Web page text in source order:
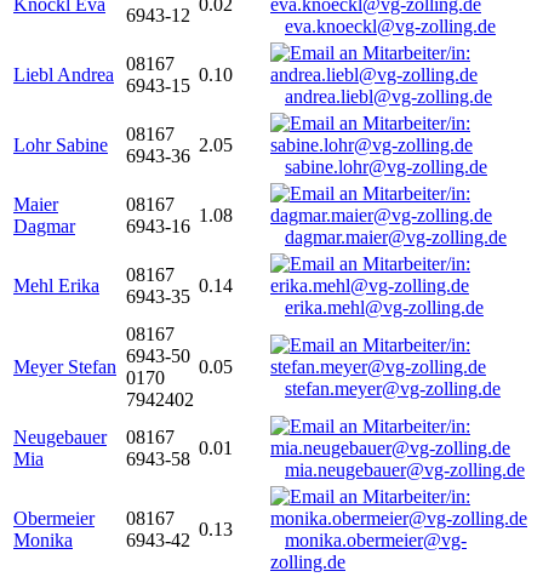
Knöckl Eva
6943-12
0.02
eva.knoeckl@vg-zolling.de
Liebl Andrea
08167
6943-15
0.10
andrea.liebl@vg-zolling.de
Lohr Sabine
08167
6943-36
2.05
sabine.lohr@vg-zolling.de
Maier
Dagmar
08167
6943-16
1.08
dagmar.maier@vg-zolling.de
Mehl Erika
08167
6943-35
0.14
erika.mehl@vg-zolling.de
Meyer Stefan
08167
6943-50
0170
7942402
0.05
stefan.meyer@vg-zolling.de
Neugebauer
Mia
08167
6943-58
0.01
mia.neugebauer@vg-zolling.de
Obermeier
Monika
08167
6943-42
0.13
monika.obermeier@vg-
zolling.de